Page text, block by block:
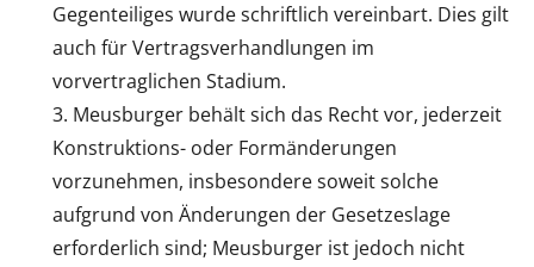
Gegenteiliges wurde schriftlich vereinbart. Dies gilt
auch für Vertragsverhandlungen im
vorvertraglichen Stadium.
Meusburger behält sich das Recht vor, jederzeit
Konstruktions- oder Formänderungen
vorzunehmen, insbesondere soweit solche
aufgrund von Änderungen der Gesetzeslage
erforderlich sind; Meusburger ist jedoch nicht